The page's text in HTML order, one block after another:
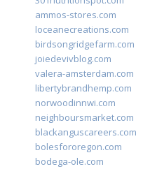
ammos-stores.com
loceanecreations.com
birdsongridgefarm.com
joiedevivblog.com
valera-amsterdam.com
libertybrandhemp.com
norwoodinnwi.com
neighboursmarket.com
blackanguscareers.com
bolesfororegon.com
bodega-ole.com